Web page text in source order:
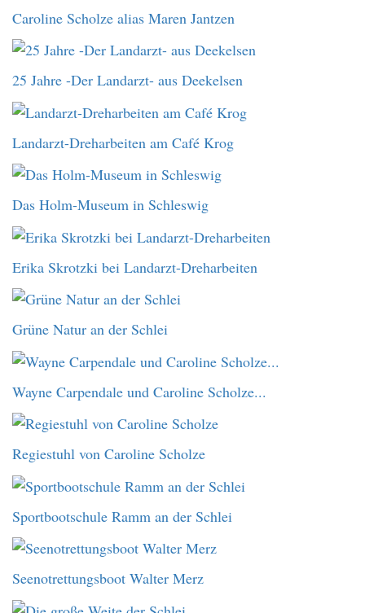
Caroline Scholze alias Maren Jantzen
25 Jahre -Der Landarzt- aus Deekelsen
Landarzt-Dreharbeiten am Café Krog
Das Holm-Museum in Schleswig
Erika Skrotzki bei Landarzt-Dreharbeiten
Grüne Natur an der Schlei
Wayne Carpendale und Caroline Scholze...
Regiestuhl von Caroline Scholze
Sportbootschule Ramm an der Schlei
Seenotrettungsboot Walter Merz